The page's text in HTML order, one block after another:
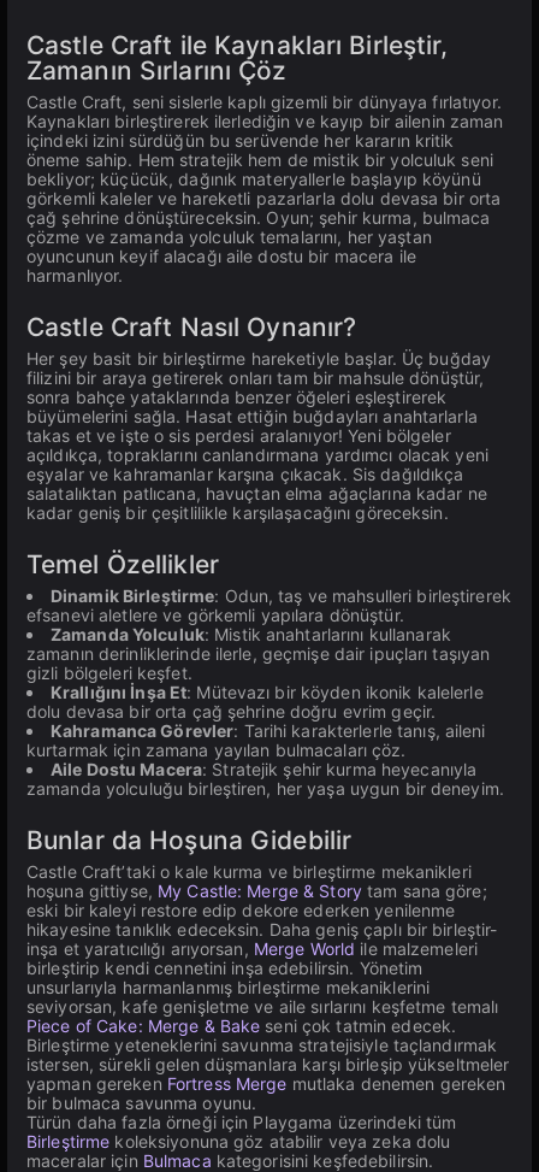
Castle Craft ile Kaynakları Birleştir,
Zamanın Sırlarını Çöz
Castle Craft, seni sislerle kaplı gizemli bir dünyaya fırlatıyor.
Kaynakları birleştirerek ilerlediğin ve kayıp bir ailenin zaman
içindeki izini sürdüğün bu serüvende her kararın kritik
öneme sahip. Hem stratejik hem de mistik bir yolculuk seni
bekliyor; küçücük, dağınık materyallerle başlayıp köyünü
görkemli kaleler ve hareketli pazarlarla dolu devasa bir orta
çağ şehrine dönüştüreceksin. Oyun; şehir kurma, bulmaca
çözme ve zamanda yolculuk temalarını, her yaştan
oyuncunun keyif alacağı aile dostu bir macera ile
harmanlıyor.
Castle Craft Nasıl Oynanır?
Her şey basit bir birleştirme hareketiyle başlar. Üç buğday
filizini bir araya getirerek onları tam bir mahsule dönüştür,
sonra bahçe yataklarında benzer öğeleri eşleştirerek
büyümelerini sağla. Hasat ettiğin buğdayları anahtarlarla
takas et ve işte o sis perdesi aralanıyor! Yeni bölgeler
açıldıkça, topraklarını canlandırmana yardımcı olacak yeni
eşyalar ve kahramanlar karşına çıkacak. Sis dağıldıkça
salatalıktan patlıcana, havuçtan elma ağaçlarına kadar ne
kadar geniş bir çeşitlilikle karşılaşacağını göreceksin.
Temel Özellikler
Dinamik Birleştirme: Odun, taş ve mahsulleri birleştirerek
efsanevi aletlere ve görkemli yapılara dönüştür.
Zamanda Yolculuk: Mistik anahtarlarını kullanarak
zamanın derinliklerinde ilerle, geçmişe dair ipuçları taşıyan
gizli bölgeleri keşfet.
Krallığını İnşa Et: Mütevazı bir köyden ikonik kalelerle
dolu devasa bir orta çağ şehrine doğru evrim geçir.
Kahramanca Görevler: Tarihi karakterlerle tanış, aileni
kurtarmak için zamana yayılan bulmacaları çöz.
Aile Dostu Macera: Stratejik şehir kurma heyecanıyla
zamanda yolculuğu birleştiren, her yaşa uygun bir deneyim.
Bunlar da Hoşuna Gidebilir
Castle Craft’taki o kale kurma ve birleştirme mekanikleri
hoşuna gittiyse, My Castle: Merge & Storytam sana göre;
eski bir kaleyi restore edip dekore ederken yenilenme
hikayesine tanıklık edeceksin. Daha geniş çaplı bir birleştir-
inşa et yaratıcılığı arıyorsan, Merge World ile malzemeleri
birleştirip kendi cennetini inşa edebilirsin. Yönetim
unsurlarıyla harmanlanmış birleştirme mekaniklerini
seviyorsan, kafe genişletme ve aile sırlarını keşfetme temalı
Piece of Cake: Merge & Bake seni çok tatmin edecek.
Birleştirme yeteneklerini savunma stratejisiyle taçlandırmak
istersen, sürekli gelen düşmanlara karşı birleşip yükseltmeler
yapman gereken Fortress Merge mutlaka denemen gereken
bir bulmaca savunma oyunu.
Türün daha fazla örneği için Playgama üzerindeki tüm
Birleştirme koleksiyonuna göz atabilir veya zeka dolu
maceralar için Bulmaca kategorisini keşfedebilirsin.